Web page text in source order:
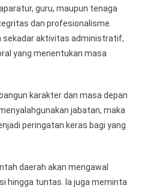
guru, maupun tenaga
dan profesionalisme.
sekadar aktivitas administratif,
yang menentukan masa
karakter dan masa depan
jabatan, maka
peringatan keras bagi yang
daerah akan mengawal
hingga tuntas. Ia juga meminta